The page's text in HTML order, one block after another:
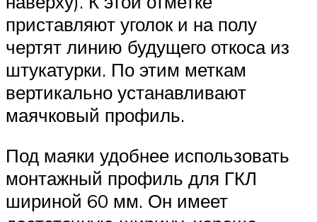
приставляют уголок и на полу
чертят линию будущего откоса из
штукатурки. По этим меткам
вертикально устанавливают
маячковый профиль.
Под маяки удобнее использовать
монтажный профиль для ГКЛ
шириной 60 мм. Он имеет